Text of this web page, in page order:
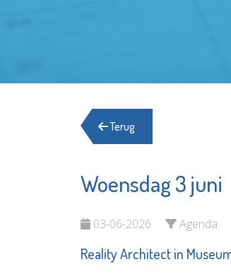
Terug
Woensdag 3 juni
03-06-2026 Agenda
Reality Architect in
Bekijk de pagina